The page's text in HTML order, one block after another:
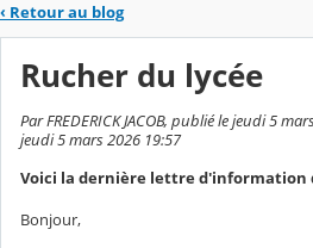
‹ Retour au blog
Rucher du lycée
Par FREDERICK JACOB, publié le jeudi 5
jeudi 5 mars 2026 19:57
Voici la dernière lettre d'information
Bonjour,